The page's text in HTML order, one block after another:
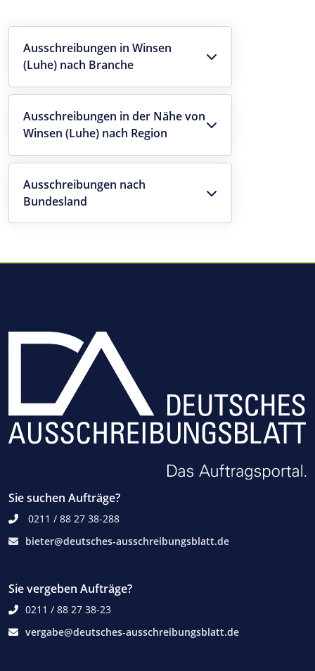
Ausschreibungen in Winsen
(Luhe) nach Branche
Ausschreibungen in der Nähe von
Winsen (Luhe) nach Region
Ausschreibungen nach
Bundesland
Sie suchen Aufträge?
0211 / 88 27 38-288
bieter@deutsches-ausschreibungsblatt.de
Sie vergeben Aufträge?
0211 / 88 27 38-23
vergabe@deutsches-ausschreibungsblatt.de